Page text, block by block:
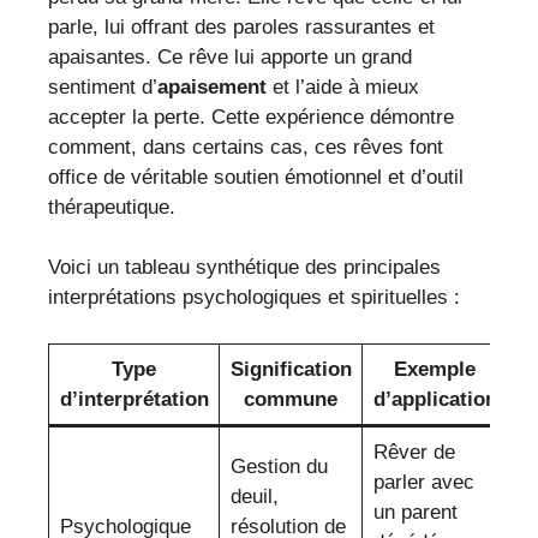
parle, lui offrant des paroles rassurantes et
apaisantes. Ce rêve lui apporte un grand
sentiment d’apaisement et l’aide à mieux
accepter la perte. Cette expérience démontre
comment, dans certains cas, ces rêves font
office de véritable soutien émotionnel et d’outil
thérapeutique.
Voici un tableau synthétique des principales
interprétations psychologiques et spirituelles :
Type
d’interprétation
Signification
commune
Exemple
d’application
Psychologique
Gestion du
deuil,
résolution de
Rêver de
parler avec
un parent